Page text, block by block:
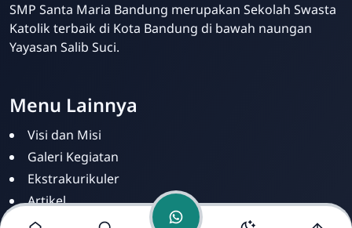
Kris Analia
SMP Santa Maria Bandung merupakan Sekolah Swasta
Katolik terbaik di Kota Bandung di bawah naungan
Yayasan Salib Suci.
Menu Lainnya
Visi dan Misi
Galeri Kegiatan
Ekstrakurikuler
Artikel
Berita